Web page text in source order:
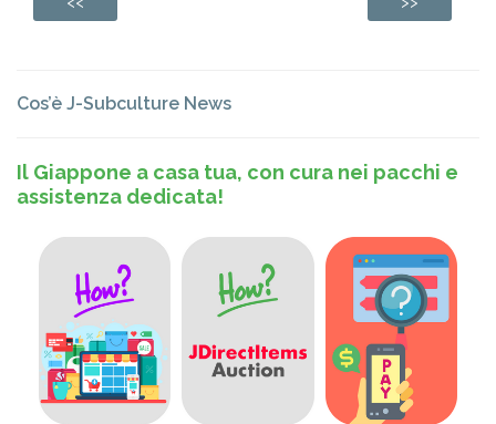
Cos’è J-Subculture News
Il Giappone a casa tua, con cura nei pacchi e
assistenza dedicata!